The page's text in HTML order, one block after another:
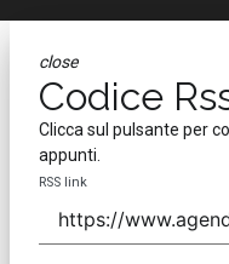
close
Codice
Clicca sul pulsante per
appunti.
RSS link